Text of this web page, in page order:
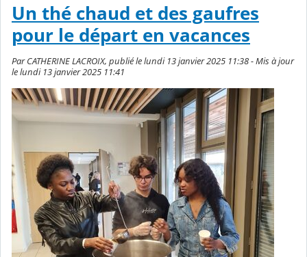
Un thé chaud et des gaufres
pour le départ en vacances
Par CATHERINE LACROIX, publié le lundi 13 janvier 2025 11:38 - Mis à jour
le lundi 13 janvier 2025 11:41